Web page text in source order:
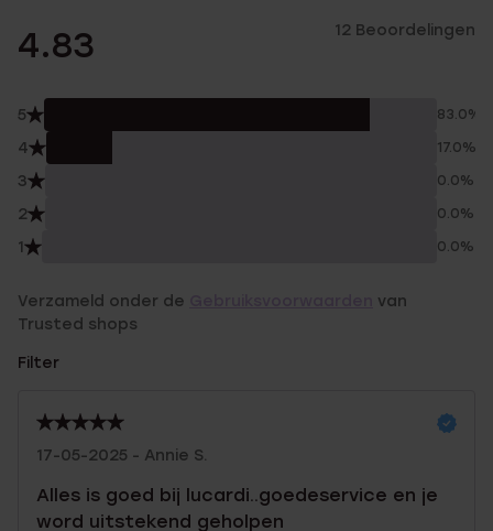
4.83 12 Beoordelingen
5 83.0%
4 17.0%
3 0.0%
2 0.0%
1 0.0%
Verzameld onder de
van
Trusted shops
Filter
17-05-2025 - Annie S.
Alles is goed bij lucardi..goedeservice en je
word uitstekend geholpen